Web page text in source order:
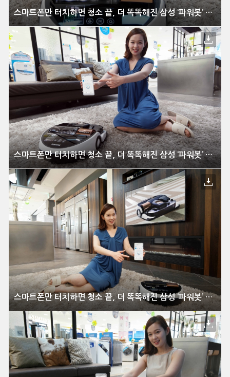
스마트폰만 터치하면 청소 끝, 더 똑똑해진 삼성 ‘파워봇’ 신모델 출시
스마트폰만 터치하면 청소 끝, 더 똑똑해진 삼성 ‘파워봇’ 신모델 출시
스마트폰만 터치하면 청소 끝, 더 똑똑해진 삼성 ‘파워봇’ 신모델 출시